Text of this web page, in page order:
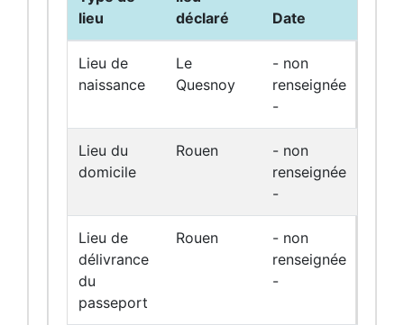
lieu
déclaré
Date
Lieu de
naissance
Le
Quesnoy
- non
renseignée
-
Lieu du
domicile
Rouen
- non
renseignée
-
Lieu de
délivrance
du
passeport
Rouen
- non
renseignée
-